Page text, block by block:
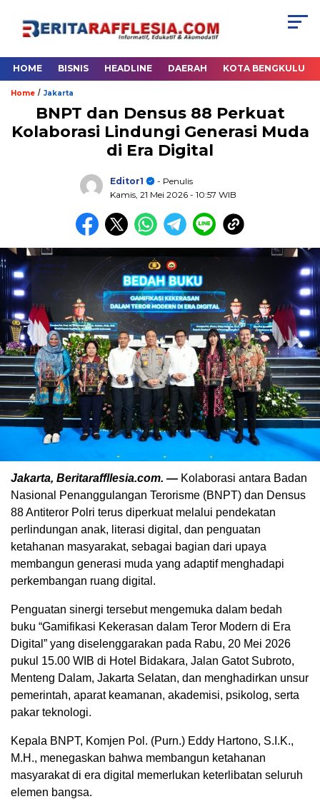
HOME BISNIS HEADLINE DAERAH KOTA BENGKULU
Home / Jakarta
BNPT dan Densus 88 Perkuat
Kolaborasi Lindungi Generasi Muda
di Era Digital
Editor1
- Penulis
Kamis, 21 Mei 2026 - 10:57 WIB
Jakarta, Beritaraffllesia.com. — Kolaborasi antara Badan
Nasional Penanggulangan Terorisme (BNPT) dan Densus
88 Antiteror Polri terus diperkuat melalui pendekatan
perlindungan anak, literasi digital, dan penguatan
ketahanan masyarakat, sebagai bagian dari upaya
membangun generasi muda yang adaptif menghadapi
perkembangan ruang digital.
Penguatan sinergi tersebut mengemuka dalam bedah
buku “Gamifikasi Kekerasan dalam Teror Modern di Era
Digital” yang diselenggarakan pada Rabu, 20 Mei 2026
pukul 15.00 WIB di Hotel Bidakara, Jalan Gatot Subroto,
Menteng Dalam, Jakarta Selatan, dan menghadirkan unsur
pemerintah, aparat keamanan, akademisi, psikolog, serta
pakar teknologi.
Kepala BNPT, Komjen Pol. (Purn.) Eddy Hartono, S.I.K.,
M.H., menegaskan bahwa membangun ketahanan
masyarakat di era digital memerlukan keterlibatan seluruh
elemen bangsa.